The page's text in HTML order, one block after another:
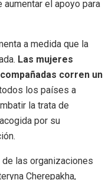
el apoyo para
a medida que la
Las mujeres
corren un
los países a
la trata de
por su
las organizaciones
Cherepakha,